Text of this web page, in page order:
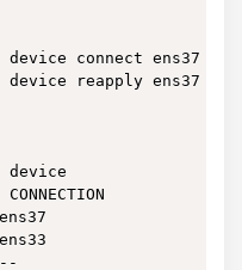
nmcli device
device reapply ens37
device
ens37
ens33
管  --